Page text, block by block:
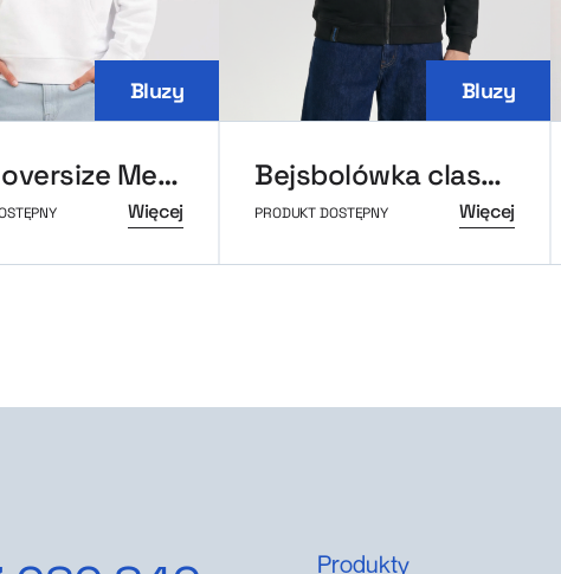
Bluzy
Bluza oversize MerchUp
Więcej
Bluzy
Bejsbolówka classic MerchUp
PRODUKT DOSTĘPNY Więcej
Produkty